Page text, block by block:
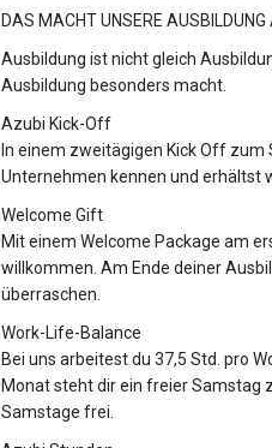
DAS MACHT UNSERE AUSBILDUNG
Ausbildung ist nicht gleich
Ausbildung besonders macht.
Azubi Kick-Off
In einem zweitägigen Kick Off zum
Unternehmen kennen und erhältst
Welcome Gift
Mit einem Welcome Package am
willkommen. Am Ende deiner
überraschen.
Work-Life-Balance
Bei uns arbeitest du 37,5 Std. pro
Monat steht dir ein freier Samstag
Samstage frei.